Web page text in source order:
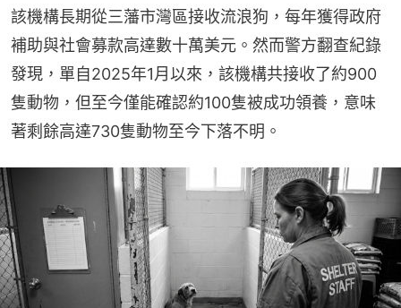
該機構長期從三藩市灣區接收流浪狗，每年獲得政府
補助與社會募款高達數十萬美元。然而警方翻查紀錄
發現，單自2025年1月以來，該機構共接收了約900
隻動物，但至今僅能確認約100隻被成功領養，意味
著剩餘高達730隻動物至今下落不明。